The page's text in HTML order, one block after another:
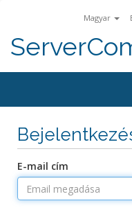
Magyar
E-mail cím